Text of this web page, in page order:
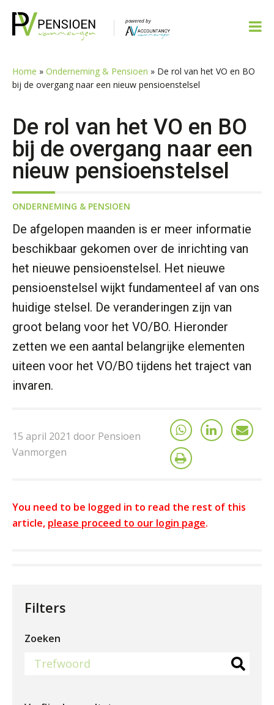
naar
naar
inhoud
naar
sidebar
naar
Home » Onderneming & Pensioen » De rol van het VO en BO
bij de overgang naar een nieuw pensioenstelsel
De rol van het VO en BO
bij de overgang naar een
nieuw pensioenstelsel
ONDERNEMING & PENSIOEN
De afgelopen maanden is er meer informatie
beschikbaar gekomen over de inrichting van
het nieuwe pensioenstelsel. Het nieuwe
pensioenstelsel wijkt fundamenteel af van ons
huidige stelsel. De veranderingen zijn van
groot belang voor het VO/BO. Hieronder
zetten we een aantal belangrijke elementen
uiteen voor het VO/BO tijdens het traject van
invaren.
15 april 2021 door Pensioen
Vanmorgen
You need to be logged in to read the rest of this
article, please proceed to our login page.
Filters
Zoeken